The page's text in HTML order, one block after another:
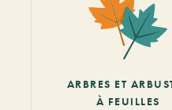
ARBRES ET
À FEUILLES